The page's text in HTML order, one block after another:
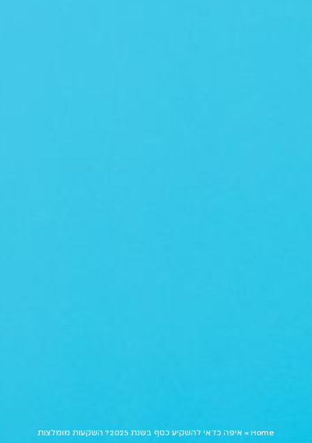
Home
»
איפה כדאי להשקיע כסף בשנת 2025? השקעות מומלצות